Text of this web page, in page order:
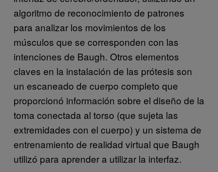
algoritmo de reconocimiento de patrones
para analizar los movimientos de los
músculos que se corresponden con las
intenciones de Baugh. Otros elementos
claves en la instalación de las prótesis son
un escaneado de cuerpo completo que
proporcionó información sobre el diseño de la
toma conectada al torso (que sujeta las
extremidades con el cuerpo) y un sistema de
entrenamiento de realidad virtual que Baugh
utilizó para aprender a utilizar la interfaz.